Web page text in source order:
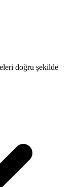
doğru şekilde